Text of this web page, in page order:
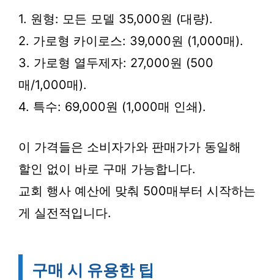
1. 원형: 모든 모델 35,000원 (대량).
2. 가로형 카이로스: 39,000원 (1,000매).
3. 가로형 열두제자: 27,000원 (500
매/1,000매).
4. 특수: 69,000원 (1,000매 인쇄).
이 가격들은 소비자가와 판매가가 동일해
할인 없이 바로 구매 가능합니다.
교회 행사 예산에 맞춰 500매부터 시작하는
게 실전적입니다.
구매 시 유용한 팁